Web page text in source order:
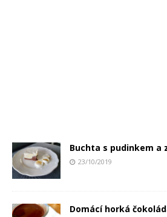
Buchta s pudinkem a
23/10/2019
Domácí horká